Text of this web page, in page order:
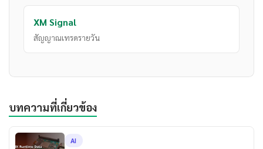
XM Signal
สัญญาณเทรดรายวัน
บทความที่เกี่ยวข้อง
AI